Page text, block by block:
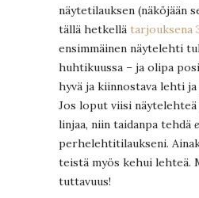
näytetilauksen (näköjään
tällä hetkellä tarjouksena
ensimmäinen näytelehti
huhtikuussa – ja olipa
hyvä ja kiinnostava lehti
Jos loput viisi näytelehteä
linjaa, niin taidanpa tehdä
perhelehtitilaukseni.
teistä myös kehui lehteä.
tuttavuus!